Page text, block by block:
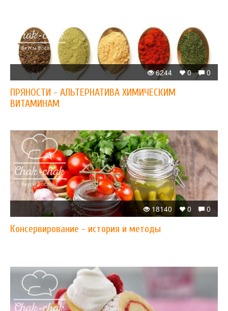
0
0
6244
ПРЯНОСТИ - АЛЬТЕРНАТИВА ХИМИЧЕСКИМ
ВИТАМИНАМ
0
0
18140
Консервирование - история и методы